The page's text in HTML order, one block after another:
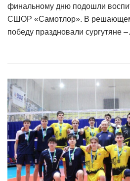
финальному дню подошли
СШОР «Самотлор». В
победу праздновали сургутяне